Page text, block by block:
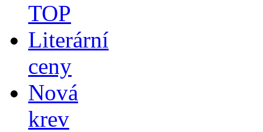
TOP
Literární
ceny
Nová
krev